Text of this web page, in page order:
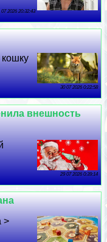
07 2026 20:32:43
30 07 2026 0:22:58
внешность
29 07 2026 0:39:14
>